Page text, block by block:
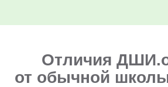
Отличия
от обычной